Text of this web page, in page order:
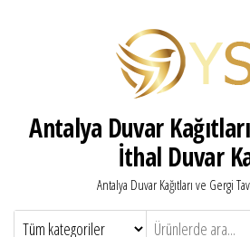
Antalya Duvar
İthal Duvar
Antalya Duvar Kağıtları ve Gergi